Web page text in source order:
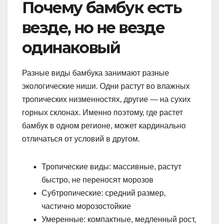
Почему бамбук есть
везде, но не везде
одинаковый
Разные виды бамбука занимают разные
экологические ниши. Одни растут во влажных
тропических низменностях, другие — на сухих
горных склонах. Именно поэтому, где растет
бамбук в одном регионе, может кардинально
отличаться от условий в другом.
Тропические виды: массивные, растут
быстро, не переносят морозов
Субтропические: средний размер,
частично морозостойкие
Умеренные: компактные, медленный рост,